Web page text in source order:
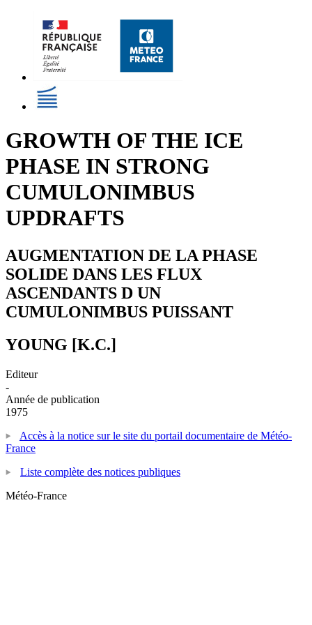
GROWTH OF THE ICE
PHASE IN STRONG
CUMULONIMBUS
UPDRAFTS
AUGMENTATION DE LA PHASE
SOLIDE DANS LES FLUX
ASCENDANTS D UN
CUMULONIMBUS PUISSANT
YOUNG [K.C.]
Editeur
-
Année de publication
1975
Accès à la notice sur le site du portail documentaire de Météo-
France
Liste complète des notices publiques
Météo-France